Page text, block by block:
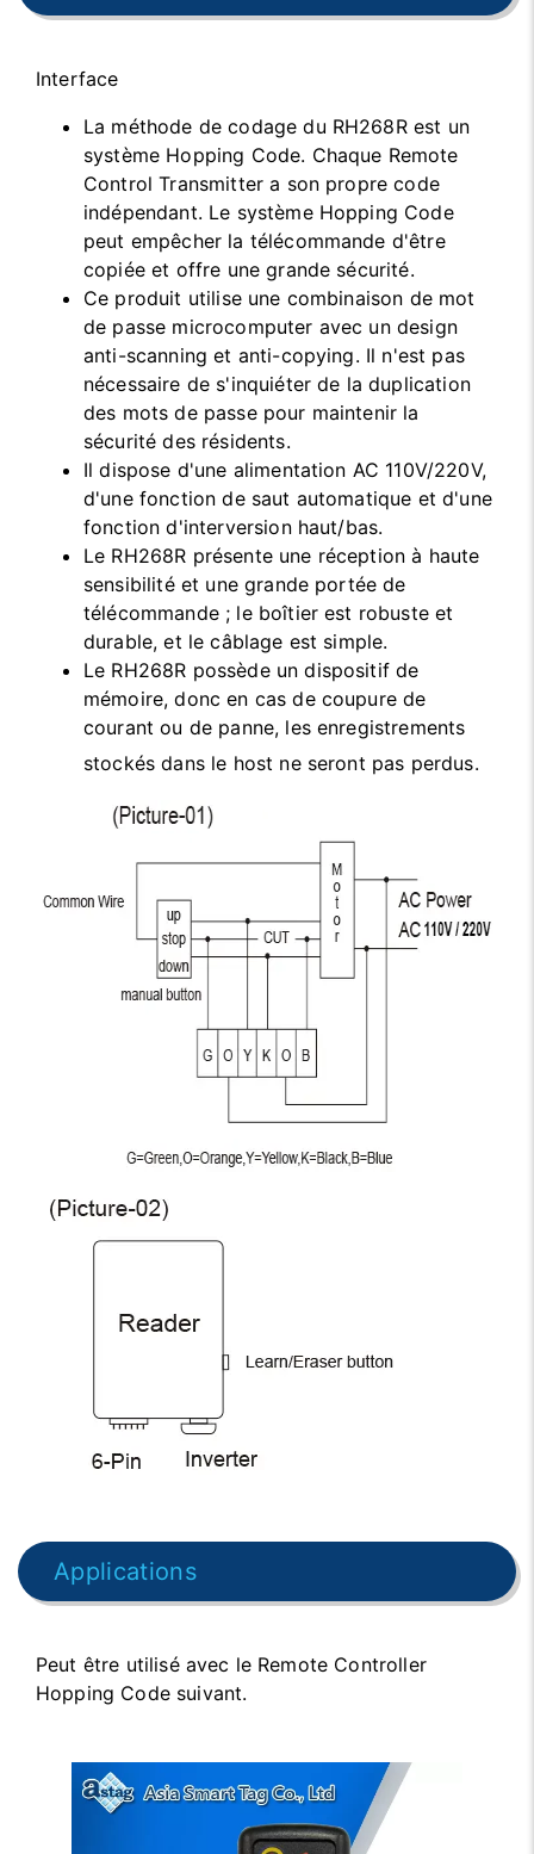
Interface
La méthode de codage du RH268R est un
système Hopping Code. Chaque Remote
Control Transmitter a son propre code
indépendant. Le système Hopping Code
peut empêcher la télécommande d'être
copiée et offre une grande sécurité.
Ce produit utilise une combinaison de mot
de passe microcomputer avec un design
anti-scanning et anti-copying. Il n'est pas
nécessaire de s'inquiéter de la duplication
des mots de passe pour maintenir la
sécurité des résidents.
Il dispose d'une alimentation AC 110V/220V,
d'une fonction de saut automatique et d'une
fonction d'interversion haut/bas.
Le RH268R présente une réception à haute
sensibilité et une grande portée de
télécommande ; le boîtier est robuste et
durable, et le câblage est simple.
Le RH268R possède un dispositif de
mémoire, donc en cas de coupure de
courant ou de panne, les enregistrements
stockés dans le host ne seront pas perdus.
Applications
Peut être utilisé avec le Remote Controller
Hopping Code suivant.